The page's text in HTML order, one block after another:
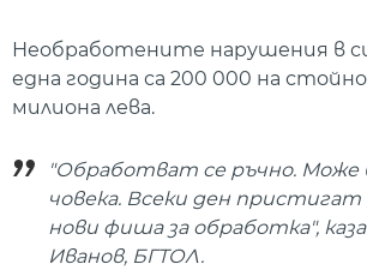
Необработените нарушения в
една година са 200 000 на
милиона лева.
"Обработват се ръчно. Може
човека. Всеки ден пристигат
нови фиша за обработка",
Иванов, БГТОЛ.